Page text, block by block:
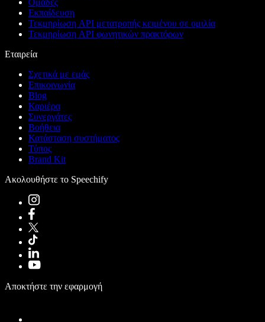
Ομάδες
Εκπαίδευση
Τεκμηρίωση API μετατροπής κειμένου σε ομιλία
Τεκμηρίωση API φωνητικών πρακτόρων
Εταιρεία
Σχετικά με εμάς
Επικοινωνία
Blog
Καριέρα
Συνεργάτες
Βοήθεια
Κατάσταση συστήματος
Τύπος
Brand Kit
Ακολουθήστε το Speechify
Αποκτήστε την εφαρμογή